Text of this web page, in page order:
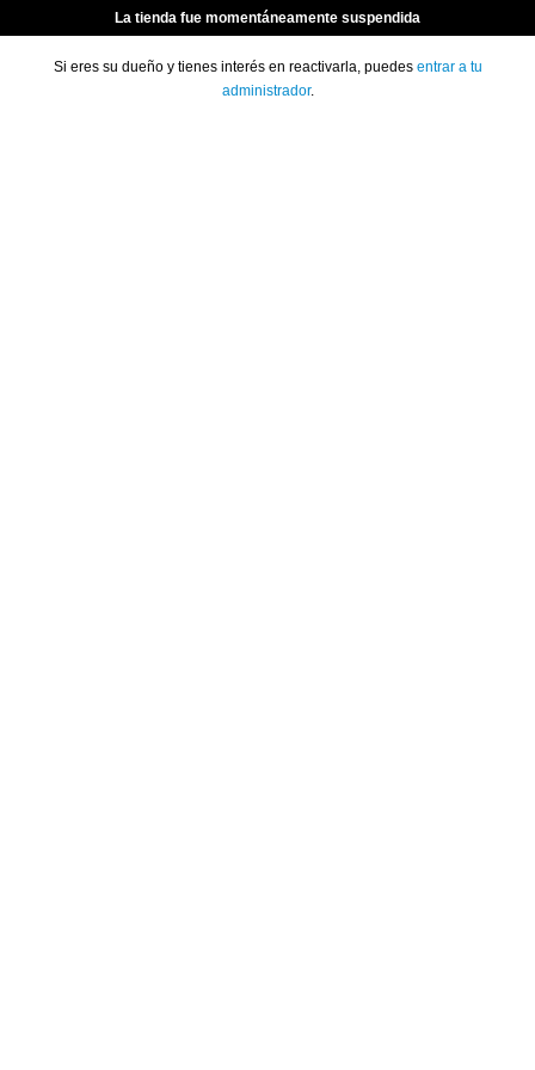
La tienda fue momentáneamente suspendida
Si eres su dueño y tienes interés en reactivarla, puedes entrar a tu
administrador.